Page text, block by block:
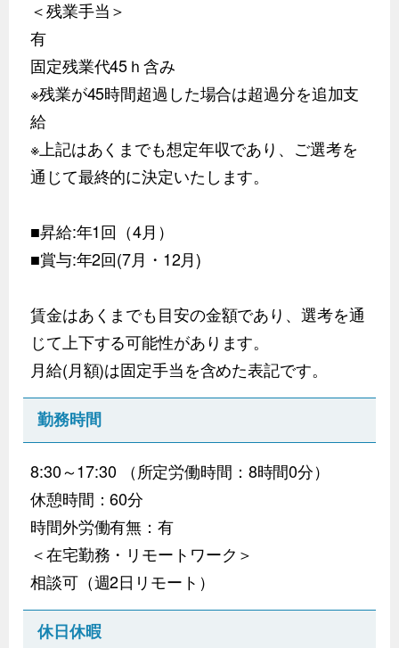
＜残業手当＞
有
固定残業代45ｈ含み
※残業が45時間超過した場合は超過分を追加支
給
※上記はあくまでも想定年収であり、ご選考を
通じて最終的に決定いたします。
■昇給:年1回（4月）
■賞与:年2回(7月・12月)
賃金はあくまでも目安の金額であり、選考を通
じて上下する可能性があります。
月給(月額)は固定手当を含めた表記です。
勤務時間
8:30～17:30 （所定労働時間：8時間0分）
休憩時間：60分
時間外労働有無：有
＜在宅勤務・リモートワーク＞
相談可（週2日リモート）
休日休暇